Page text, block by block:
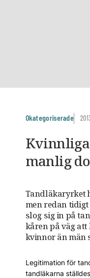
Okategoriserade
manlig
Tandläkaryrket
men redan
slog sig in på
kåren på väg
kvinnor än
Legitimation för
tandläkarna